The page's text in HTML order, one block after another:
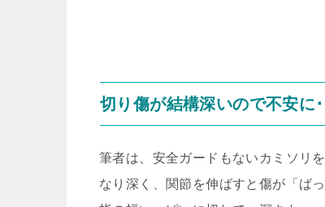
切り傷が結構深いので不安に
筆者は、安全ガードもないカミソリ
なり深く、関節を伸ばすと傷が「ば